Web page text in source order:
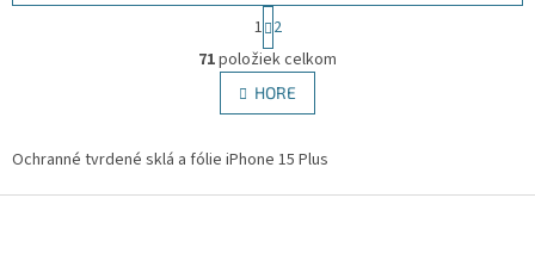
O
v
l
á
a
S
t
r
á
n
k
v
n
1 2
71položiek celkom
HORE
Ochranné tvrdené sklá a fólie iPhone 15 Plus